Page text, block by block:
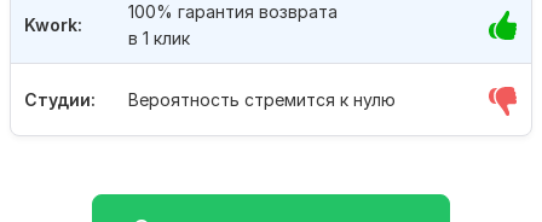
Студии: Вероятность стремится к нулю
Kwork:
100% гарантия возврата
в 1 клик